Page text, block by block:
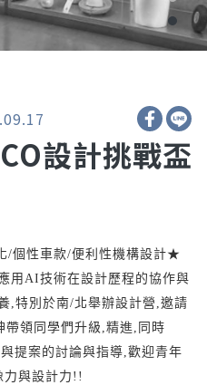
設計挑戰盃
/個性車款/便利性機構設計★
用AI技術在設計歷程的協作與
,特別於南/北舉辦設計營,邀請
領同學們升級,精進,同時
提案的討論與指導,歡迎青年
力與設計力!!